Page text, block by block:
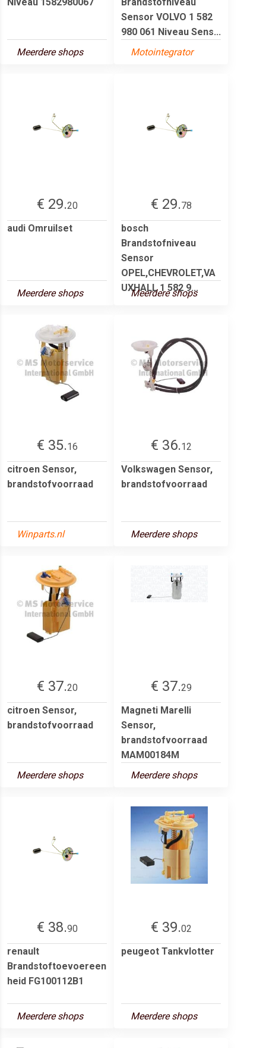
Meerdere shops
Sensor VOLVO 1 582
980 061 Niveau Sens...
Motointegrator
€ 29.20
audi Omruilset
Meerdere shops
€ 29.78
bosch
Brandstofniveau
Sensor
OPEL,CHEVROLET,VA
UXHALL 1 582 9...
Meerdere shops
€ 35.16
citroen Sensor,
brandstofvoorraad
Winparts.nl
€ 36.12
Volkswagen Sensor,
brandstofvoorraad
Meerdere shops
€ 37.20
citroen Sensor,
brandstofvoorraad
Meerdere shops
€ 37.29
Magneti Marelli
Sensor,
brandstofvoorraad
MAM00184M
Meerdere shops
€ 38.90
renault
Brandstoftoevoereen
heid FG100112B1
Meerdere shops
€ 39.02
peugeot Tankvlotter
Meerdere shops